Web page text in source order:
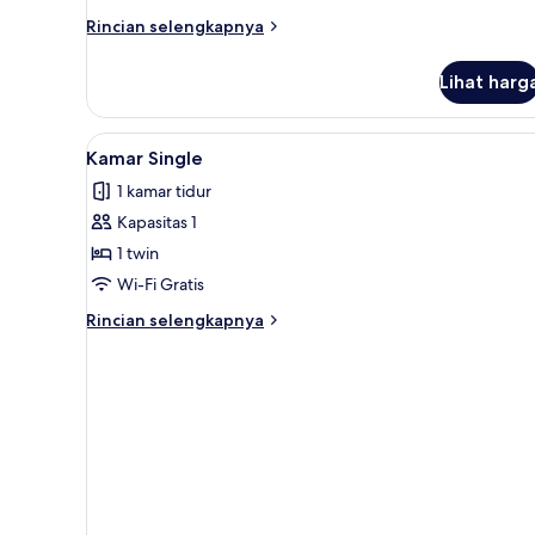
Rincian selengkapnya
Rincian
Kamar
Triple
Lihat
Lihat
semua
foto
untuk
Kamar
Single
Kedap suara, Wi-Fi gratis, dan
4
Kamar Single
1 kamar tidur
Kapasitas 1
1 twin
Wi-Fi Gratis
Rincian selengkapnya
Rincian